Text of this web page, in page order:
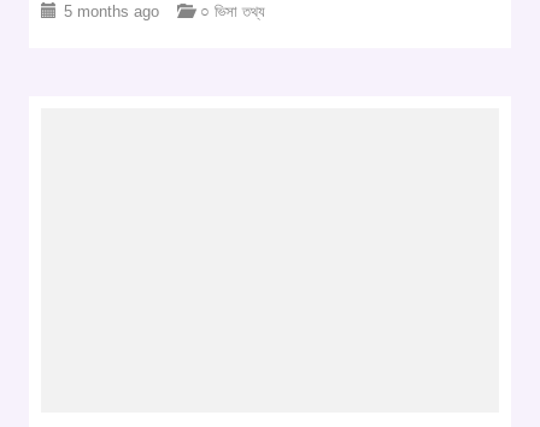
5 months ago ○ ভিসা তথ্য